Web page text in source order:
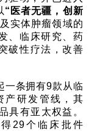
“医者无疆，创新
实体肿瘤领域的
、临床研究、药
破性疗法，改善
一条拥有9款从临
产研发管线，其
具有亚太权益。
29个临床批件